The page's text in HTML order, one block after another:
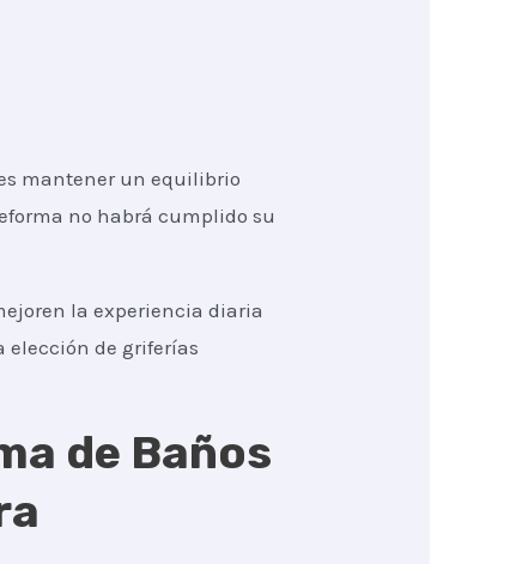
mantener un equilibrio
no habrá cumplido su
la experiencia diaria
elección de griferías
de Baños